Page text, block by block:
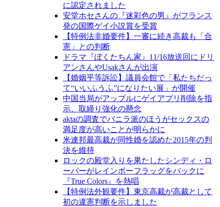
に認定されました
安堂ホセさんの『迷彩色の男』がフランス
発の国際ゲイ小説賞を受賞
【特例法非婚要件】一審に続き高裁も「合
憲」との判断
ドラマ『ぼくたちん家』11/16放送回にドリ
アンさんやUsakさんが出演
【婚姻平等訴訟】議員会館で「私たちだっ
て“いいふうふ”になりたい展」が開催
中国当局がアップルにゲイアプリ削除を指
示、取締り強化の懸念
aktaの調査でバニラ派のほうがセックスの
満足度が高いことが明らかに
米連邦最高裁が同性婚を認めた2015年の判
決を維持
ロックの殿堂入りを果たしたシンディ・ロ
ーパーがレインボーフラッグをバックに
『True Colors』を熱唱
【特例法外観要件】東京高裁が高裁として
初の違憲判断を示しました